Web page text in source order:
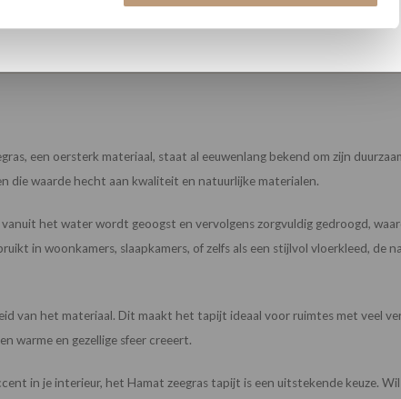
een oersterk materiaal, staat al eeuwenlang bekend om zijn
die waarde hecht aan kwaliteit en natuurlijke materialen.
het water wordt geoogst en vervolgens zorgvuldig gedroogd,
in woonkamers, slaapkamers, of zelfs als een stijlvol vloerkleed, de
van het materiaal. Dit maakt het tapijt ideaal voor ruimtes met veel
warme en gezellige sfeer creeert.
in je interieur, het Hamat zeegras tapijt is een uitstekende keuze.